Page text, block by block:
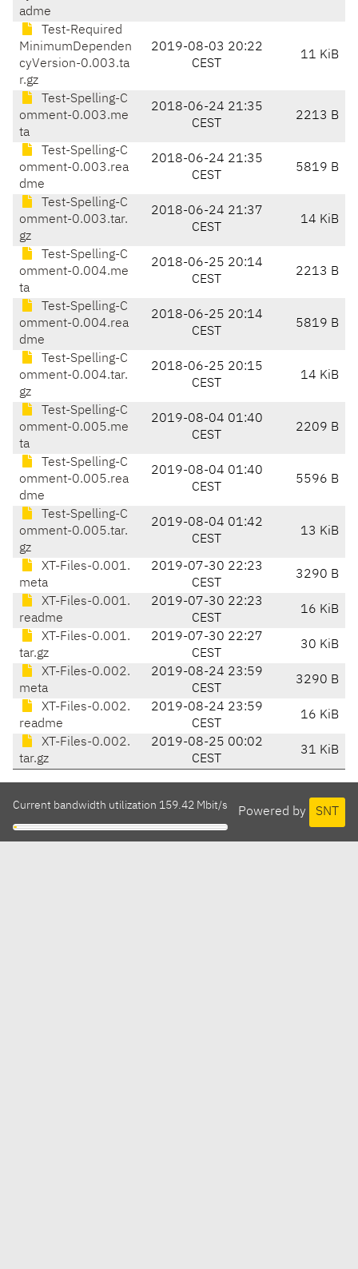
adme
Test-Required
MinimumDependen
cyVersion-0.003.ta
r.gz
2019-08-03 20:22
CEST
11 KiB
Test-Spelling-C
omment-0.003.me
ta
2018-06-24 21:35
CEST
2213 B
Test-Spelling-C
omment-0.003.rea
dme
2018-06-24 21:35
CEST
5819 B
Test-Spelling-C
omment-0.003.tar.
gz
2018-06-24 21:37
CEST
14 KiB
Test-Spelling-C
omment-0.004.me
ta
2018-06-25 20:14
CEST
2213 B
Test-Spelling-C
omment-0.004.rea
dme
2018-06-25 20:14
CEST
5819 B
Test-Spelling-C
omment-0.004.tar.
gz
2018-06-25 20:15
CEST
14 KiB
Test-Spelling-C
omment-0.005.me
ta
2019-08-04 01:40
CEST
2209 B
Test-Spelling-C
omment-0.005.rea
dme
2019-08-04 01:40
CEST
5596 B
Test-Spelling-C
omment-0.005.tar.
gz
2019-08-04 01:42
CEST
13 KiB
XT-Files-0.001.
meta
2019-07-30 22:23
CEST
3290 B
XT-Files-0.001.
readme
2019-07-30 22:23
CEST
16 KiB
XT-Files-0.001.
tar.gz
2019-07-30 22:27
CEST
30 KiB
XT-Files-0.002.
meta
2019-08-24 23:59
CEST
3290 B
XT-Files-0.002.
readme
2019-08-24 23:59
CEST
16 KiB
XT-Files-0.002.
tar.gz
2019-08-25 00:02
CEST
31 KiB
Powered by SNT
Current bandwidth utilization 159.42 Mbit/s